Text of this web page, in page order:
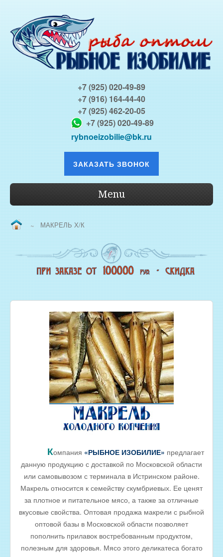
+7 (925) 020-49-89
+7 (916) 164-44-40
+7 (925) 462-20-05
+7 (925) 020-49-89
rybnoeizobilie@bk.ru
ЗАКАЗАТЬ ЗВОНОК
Menu
ВОПРОС/ОТВЕТ
НАША ПРОДУКЦИЯ
НОВЫЙ КОПТИЛЬНЫЙ ЦЕХ
ЖИВАЯ РЫБА
МОРЕПРОДУКТЫ
СОЛЕНАЯ РЫБА
КОПЧЕНАЯ РЫБА
ВЯЛЕНАЯ РЫБА
РЫБНЫЕ КОНСЕРВЫ
РЫБНЫЕ СТЕЙКИ ОПТОМ
РЫБА ДЛЯ ЗАРЫБЛЕНИЯ ВОДОЕМА
ПРАЙС-ЛИСТЫ
ОПТОВИКАМ
Оптовые цены на РЫБНЫЕ КОНСЕРВЫ
Оптовые цены на РЫБНЫЕ СТЕЙКИ
Оптовые цены на СВЕЖЕЗАМОРОЖЕННУЮ РЫБУ
~ МАКРЕЛЬ Х/К
Компания «РЫБНОЕ ИЗОБИЛИЕ» предлагает
данную продукцию с доставкой по Московской области
или самовывозом с терминала в Истринском районе.
Макрель относится к семейству скумбриевых. Ее ценят
за плотное и питательное мясо, а также за отличные
вкусовые свойства. Оптовая продажа макрели с рыбной
оптовой базы в Московской области позволяет
пополнить прилавок востребованным продуктом,
полезным для здоровья. Мясо этого деликатеса богато